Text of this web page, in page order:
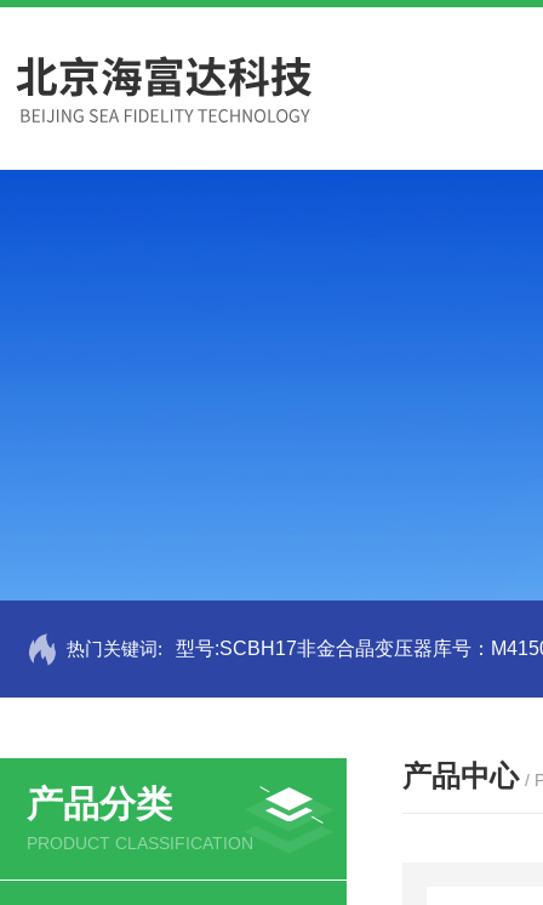
热门关键词: 型号:SCBH17非金合晶变压器库号：
产品分类
PRODUCT CLASSIFICATION
产品中心 /